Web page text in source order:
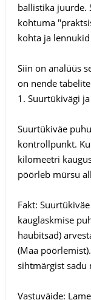
ballistika juurde.
kohtuma
kohta ja
Siin on analüüs
on nende
1. Suurtükivägi
Suurtükiväe
kontrollpunkt.
kilomeetri
pöörleb mürsu
Fakt:
kauglaskmise
haubitsad)
(Maa
sihtmärgist sadu
Vastuväide: